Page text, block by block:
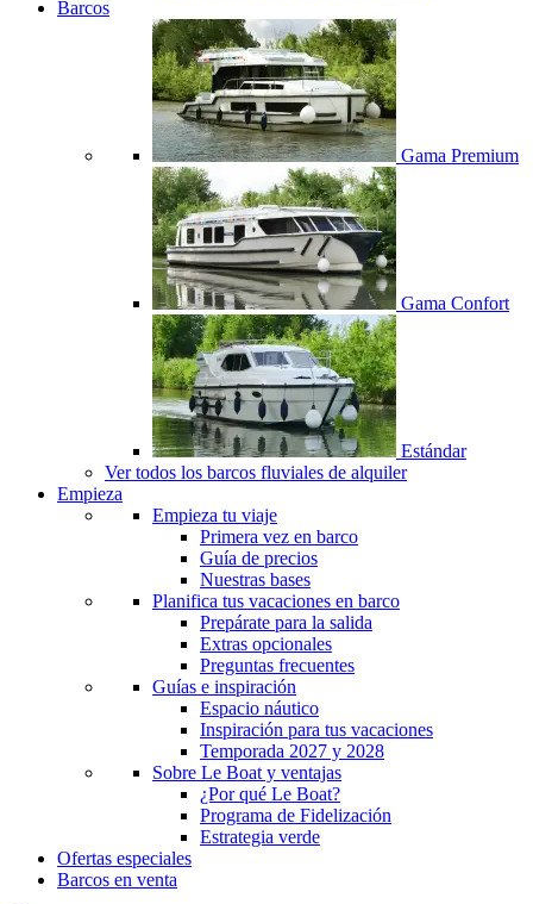
Barcos
Gama Premium
Gama Confort
Estándar
Ver todos los barcos fluviales de alquiler
Empieza
Empieza tu viaje
Primera vez en barco
Guía de precios
Nuestras bases
Planifica tus vacaciones en barco
Prepárate para la salida
Extras opcionales
Preguntas frecuentes
Guías e inspiración
Espacio náutico
Inspiración para tus vacaciones
Temporada 2027 y 2028
Sobre Le Boat y ventajas
¿Por qué Le Boat?
Programa de Fidelización
Estrategia verde
Ofertas especiales
Barcos en venta